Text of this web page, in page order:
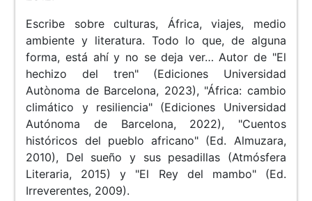
Escribe sobre culturas, África, viajes, medio
ambiente y literatura. Todo lo que, de alguna
forma, está ahí y no se deja ver… Autor de "El
hechizo del tren" (Ediciones Universidad
Autònoma de Barcelona, 2023), "África: cambio
climático y resiliencia" (Ediciones Universidad
Autónoma de Barcelona, 2022), "Cuentos
históricos del pueblo africano" (Ed. Almuzara,
2010), Del sueño y sus pesadillas (Atmósfera
Literaria, 2015) y "El Rey del mambo" (Ed.
Irreverentes, 2009).